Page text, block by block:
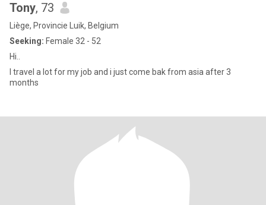
Tony, 73
Liège, Provincie Luik, Belgium
Seeking: Female 32 - 52
Hi..
I travel a lot for my job and i just come bak from asia after 3
months